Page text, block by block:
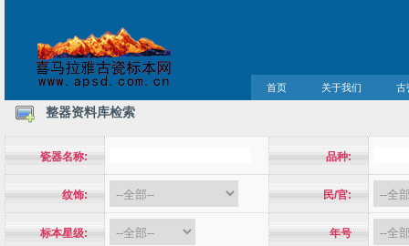
首页 关于我们 古
整器资料库检索
瓷器名称: 品种:
纹饰: 民/官:
标本星级: 年号